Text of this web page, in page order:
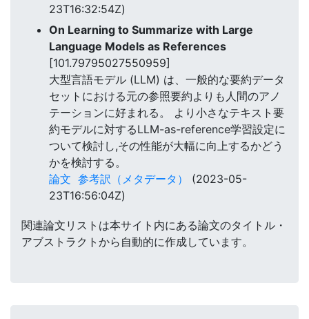
23T16:32:54Z)
On Learning to Summarize with Large
Language Models as References
[101.79795027550959]
大型言語モデル (LLM) は、一般的な要約データ
セットにおける元の参照要約よりも人間のアノ
テーションに好まれる。 より小さなテキスト要
約モデルに対するLLM-as-reference学習設定に
ついて検討し,その性能が大幅に向上するかどう
かを検討する。
論文 参考訳（メタデータ）
(2023-05-
23T16:56:04Z)
関連論文リストは本サイト内にある論文のタイトル・
アブストラクトから自動的に作成しています。